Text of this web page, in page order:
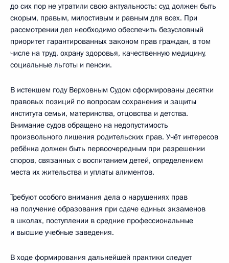
до сих пор не утратили свою актуальность: суд должен быть
скорым, правым, милостивым и равным для всех. При
рассмотрении дел необходимо обеспечить безусловный
приоритет гарантированных законом прав граждан, в том
числе на труд, охрану здоровья, качественную медицину,
социальные льготы и пенсии.
В истекшем году Верховным Судом сформированы десятки
правовых позиций по вопросам сохранения и защиты
института семьи, материнства, отцовства и детства.
Внимание судов обращено на недопустимость
произвольного лишения родительских прав. Учёт интересов
ребёнка должен быть первоочередным при разрешении
споров, связанных с воспитанием детей, определением
места их жительства и уплаты алиментов.
Требуют особого внимания дела о нарушениях прав
на получение образования при сдаче единых экзаменов
в школах, поступлении в средние профессиональные
и высшие учебные заведения.
В ходе формирования дальнейшей практики следует